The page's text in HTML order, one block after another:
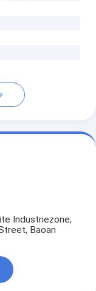
Industriezone,
Baoan